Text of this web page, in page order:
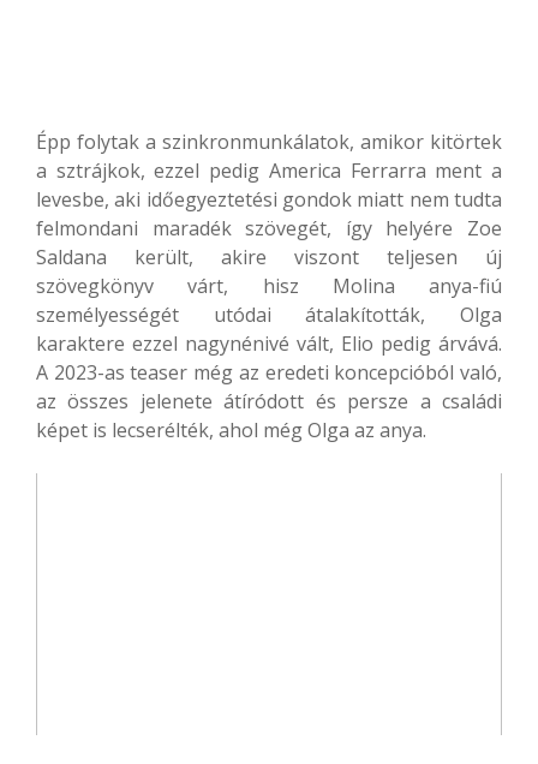
Épp folytak a szinkronmunkálatok, amikor kitörtek
a sztrájkok, ezzel pedig America Ferrarra ment a
levesbe, aki időegyeztetési gondok miatt nem tudta
felmondani maradék szövegét, így helyére Zoe
Saldana került, akire viszont teljesen új
szövegkönyv várt, hisz Molina anya-fiú
személyességét utódai átalakították, Olga
karaktere ezzel nagynénivé vált, Elio pedig árvává.
A 2023-as teaser még az eredeti koncepcióból való,
az összes jelenete átíródott és persze a családi
képet is lecserélték, ahol még Olga az anya.